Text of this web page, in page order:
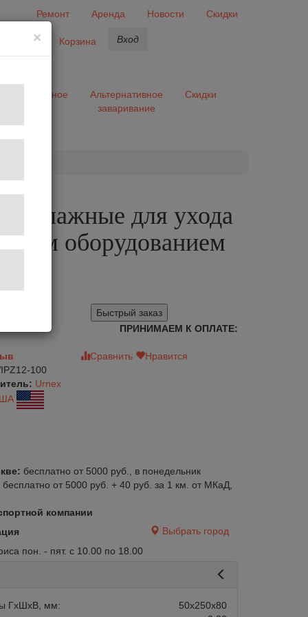
Ремонт Аренда Новости Скидки
Корзина Вход
Разное
Альтернативное
заваривание
Скидки
влажные для ухода
оборудованием
Быстрый заказ
ПРИНИМАЕМ К ОПЛАТЕ:
Сравнить
Нравится
100
Urnex
бесплатно от 5000 руб., в понедельник
бесплатно от 5000 руб. + 40 руб. за 1 км. от МКаД,
компании
Выбрать город
пон. - пят. с 10.00 по 18.00
ГхШхВ, мм:
50х250х80
×